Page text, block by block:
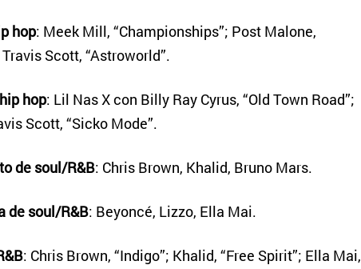
hop: Meek Mill, “Championships”; Post Malone,
Scott, “Astroworld”.
hop: Lil Nas X con Billy Ray Cyrus, “Old Town Road”;
Scott, “Sicko Mode”.
de soul/R&B: Chris Brown, Khalid, Bruno Mars.
de soul/R&B: Beyoncé, Lizzo, Ella Mai.
: Chris Brown, “Indigo”; Khalid, “Free Spirit”; Ella Mai,